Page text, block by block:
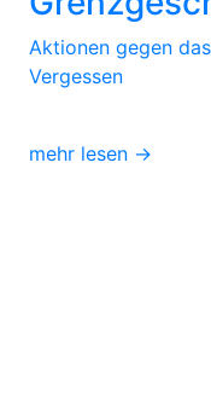
Aktionen gegen das
Vergessen
mehr lesen →